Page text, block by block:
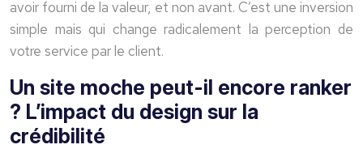
avoir fourni de la valeur, et non avant. C’est une inversion
simple mais qui change radicalement la perception de
votre service par le client.
Un site moche peut-il encore ranker
? L’impact du design sur la
crédibilité